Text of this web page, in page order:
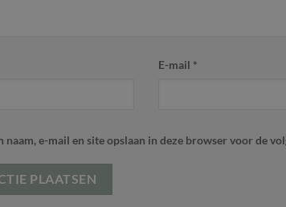
E-mail *
naam, e-mail en site opslaan in deze browser voor de